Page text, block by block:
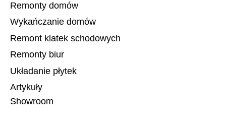
Remonty domów
Wykańczanie domów
Remont klatek schodowych
Remonty biur
Układanie płytek
Artykuły
Showroom